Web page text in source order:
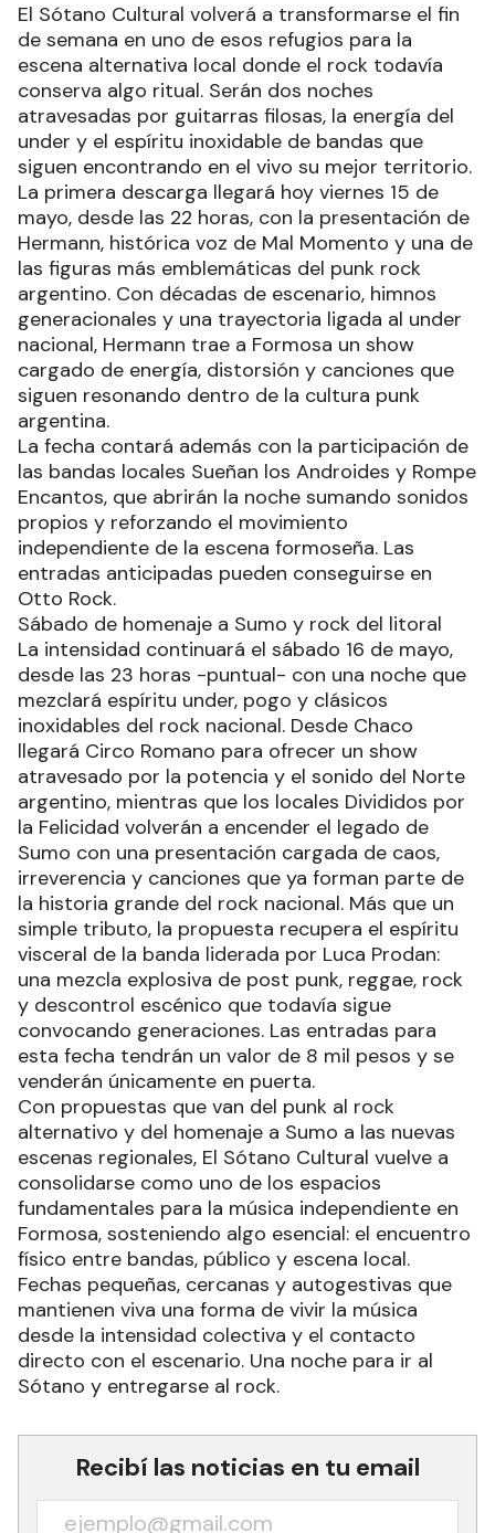
El Sótano Cultural volverá a transformarse el fin
de semana en uno de esos refugios para la
escena alternativa local donde el rock todavía
conserva algo ritual. Serán dos noches
atravesadas por guitarras filosas, la energía del
under y el espíritu inoxidable de bandas que
siguen encontrando en el vivo su mejor territorio.
La primera descarga llegará hoy viernes 15 de
mayo, desde las 22 horas, con la presentación de
Hermann, histórica voz de Mal Momento y una de
las figuras más emblemáticas del punk rock
argentino. Con décadas de escenario, himnos
generacionales y una trayectoria ligada al under
nacional, Hermann trae a Formosa un show
cargado de energía, distorsión y canciones que
siguen resonando dentro de la cultura punk
argentina.
La fecha contará además con la participación de
las bandas locales Sueñan los Androides y Rompe
Encantos, que abrirán la noche sumando sonidos
propios y reforzando el movimiento
independiente de la escena formoseña. Las
entradas anticipadas pueden conseguirse en
Otto Rock.
Sábado de homenaje a Sumo y rock del litoral
La intensidad continuará el sábado 16 de mayo,
desde las 23 horas -puntual- con una noche que
mezclará espíritu under, pogo y clásicos
inoxidables del rock nacional. Desde Chaco
llegará Circo Romano para ofrecer un show
atravesado por la potencia y el sonido del Norte
argentino, mientras que los locales Divididos por
la Felicidad volverán a encender el legado de
Sumo con una presentación cargada de caos,
irreverencia y canciones que ya forman parte de
la historia grande del rock nacional. Más que un
simple tributo, la propuesta recupera el espíritu
visceral de la banda liderada por Luca Prodan:
una mezcla explosiva de post punk, reggae, rock
y descontrol escénico que todavía sigue
convocando generaciones. Las entradas para
esta fecha tendrán un valor de 8 mil pesos y se
venderán únicamente en puerta.
Con propuestas que van del punk al rock
alternativo y del homenaje a Sumo a las nuevas
escenas regionales, El Sótano Cultural vuelve a
consolidarse como uno de los espacios
fundamentales para la música independiente en
Formosa, sosteniendo algo esencial: el encuentro
físico entre bandas, público y escena local.
Fechas pequeñas, cercanas y autogestivas que
mantienen viva una forma de vivir la música
desde la intensidad colectiva y el contacto
directo con el escenario. Una noche para ir al
Sótano y entregarse al rock.
Recibí las noticias en tu email